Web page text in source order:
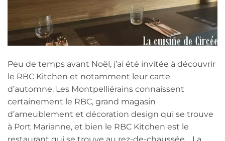
Peu de temps avant Noël, j’ai été invitée à découvrir
le RBC Kitchen et notamment leur carte
d’automne. Les Montpelliérains connaissent
certainement le RBC, grand magasin
d’ameublement et décoration design qui se trouve
à Port Marianne, et bien le RBC Kitchen est le